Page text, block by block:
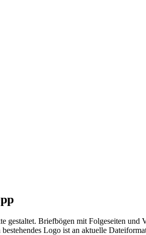
gestaltet. Briefbögen mit Folgeseiten und
Logo ist an aktuelle